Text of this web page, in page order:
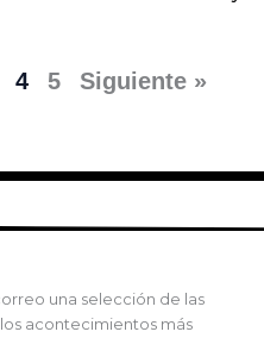
4 5 Siguiente »
una selección de las
acontecimientos más